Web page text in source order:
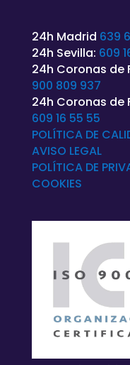
24h Madrid 639
24h Sevilla: 609
24h Coronas de
900 809 937
24h Coronas de
609 16 55 55
POLÍTICA DE
AVISO LEGAL
POLÍTICA DE
COOKIES